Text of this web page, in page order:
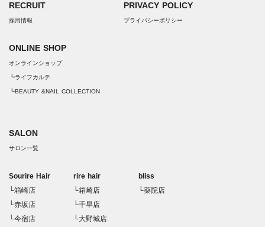
RECRUIT
採用情報
ONLINE SHOP
オンラインショップ
┗ライフカルテ
┗BEAUTY &NAIL COLLECTION
PRIVACY POLICY
プライバシーポリシー
SALON
サロン一覧
Sourire Hair
└箱崎店
└赤坂店
└今宿店
rire hair
└箱崎店
└千早店
└大野城店
bliss
└薬院店